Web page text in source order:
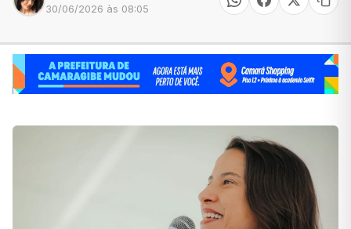
30/06/2026 às 08:05